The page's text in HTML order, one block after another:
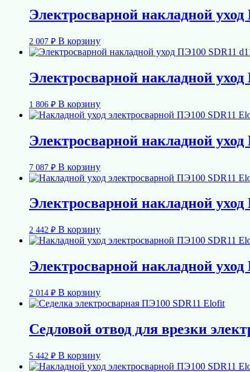
Электросварной накладной
2 007 ₽ В корзину
Электросварной накладной
1 806 ₽ В корзину
Электросварной накладной
7 087 ₽ В корзину
Электросварной накладной
2 442 ₽ В корзину
Электросварной накладной
2 014 ₽ В корзину
Седловой отвод для врезки
5 442 ₽ В корзину